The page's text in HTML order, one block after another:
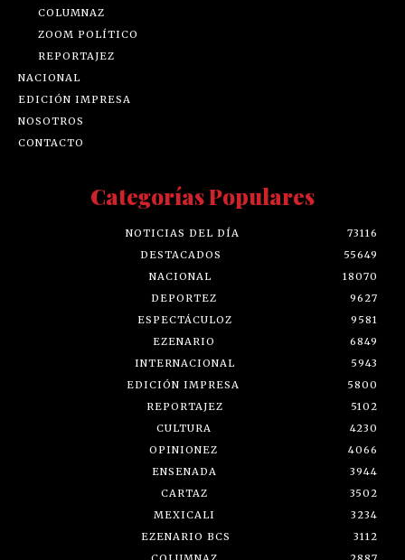
COLUMNAZ
ZOOM POLÍTICO
REPORTAJEZ
NACIONAL
EDICIÓN IMPRESA
NOSOTROS
CONTACTO
Categorías Populares
NOTICIAS DEL DÍA
73116
DESTACADOS
55649
NACIONAL
18070
DEPORTEZ
9627
ESPECTÁCULOZ
9581
EZENARIO
6849
INTERNACIONAL
5943
EDICIÓN IMPRESA
5800
REPORTAJEZ
5102
CULTURA
4230
OPINIONEZ
4066
ENSENADA
3944
CARTAZ
3502
MEXICALI
3234
EZENARIO BCS
3112